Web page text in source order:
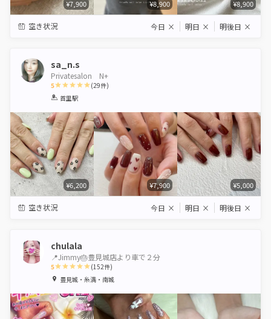
¥7,900 ¥8,900 ¥8,900
空き状況 今日 × 明日 × 明後日 ×
sa_n.s
Privatesalon N+
5
1 2 3 4
(29件)
首里駅
¥6,200 ¥7,900 ¥5,000
空き状況 今日 × 明日 × 明後日 ×
chulala
📍Jimmy🎂豊見城店より車で２分
5
1 2 3 4 5
(152件)
豊見城・糸満・南城